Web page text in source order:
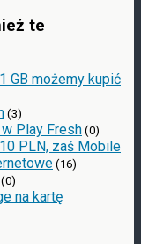
te
GB możemy kupić
(3)
Play Fresh (0)
PLN, zaś Mobile
(16)
(0)
na kartę